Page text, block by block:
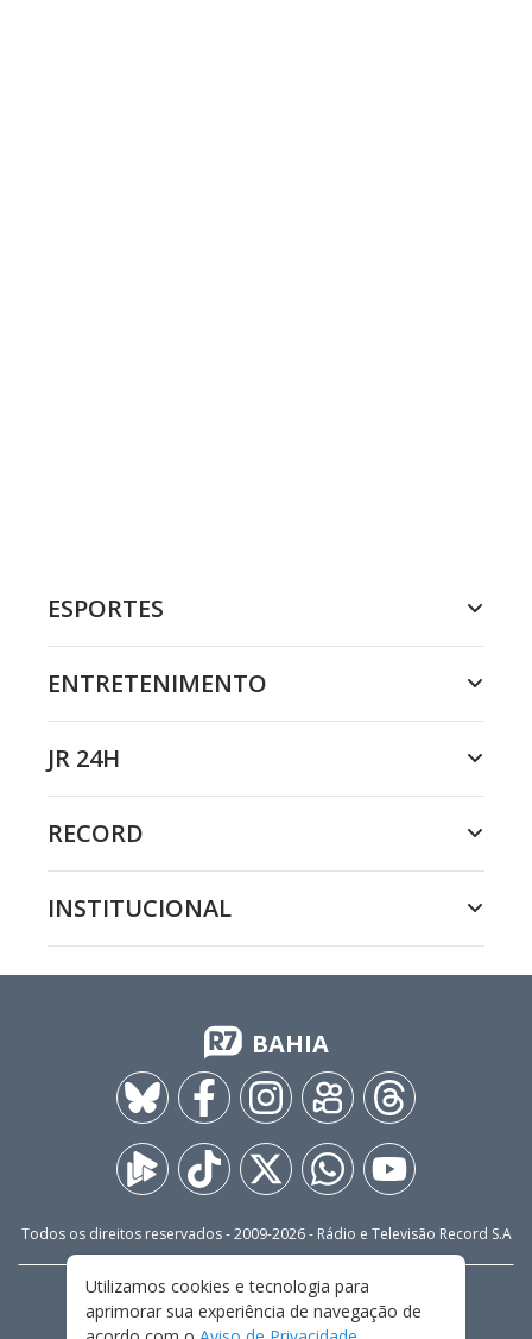
ESPORTES
ENTRETENIMENTO
JR 24H
RECORD
INSTITUCIONAL
BAHIA
Todos os direitos reservados - 2009-2026- Rádio e Televisão Record S.A
FALE CONOSCO
PRIVACIDADE
TERMOS E CONDIÇÕES DE USO
Utilizamos cookies e tecnologia para
aprimorar sua experiência de navegação de